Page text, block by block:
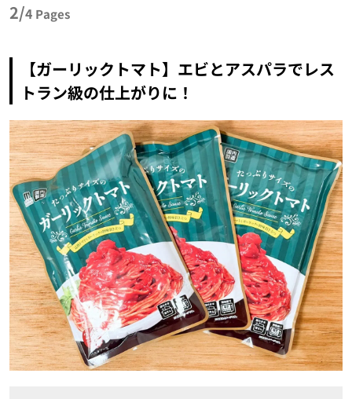
2/4 Pages
【ガーリックトマト】エビとアスパラでレス
トラン級の仕上がりに！